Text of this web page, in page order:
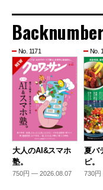
No. 1171
大人のAI&スマホ
塾。
750円 — 2026.08.07
No.
夏バ
ピ。
730